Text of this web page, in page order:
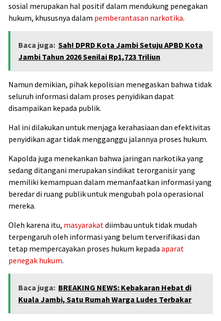
sosial merupakan hal positif dalam mendukung penegakan
hukum, khususnya dalam pemberantasan narkotika.
Baca juga: Sah! DPRD Kota Jambi Setuju APBD Kota
Jambi Tahun 2026 Senilai Rp1,723 Triliun
Namun demikian, pihak kepolisian menegaskan bahwa tidak
seluruh informasi dalam proses penyidikan dapat
disampaikan kepada publik.
Hal ini dilakukan untuk menjaga kerahasiaan dan efektivitas
penyidikan agar tidak mengganggu jalannya proses hukum.
Kapolda juga menekankan bahwa jaringan narkotika yang
sedang ditangani merupakan sindikat terorganisir yang
memiliki kemampuan dalam memanfaatkan informasi yang
beredar di ruang publik untuk mengubah pola operasional
mereka.
Oleh karena itu, masyarakat diimbau untuk tidak mudah
terpengaruh oleh informasi yang belum terverifikasi dan
tetap mempercayakan proses hukum kepada aparat
penegak hukum.
Baca juga: BREAKING NEWS: Kebakaran Hebat di
Kuala Jambi, Satu Rumah Warga Ludes Terbakar